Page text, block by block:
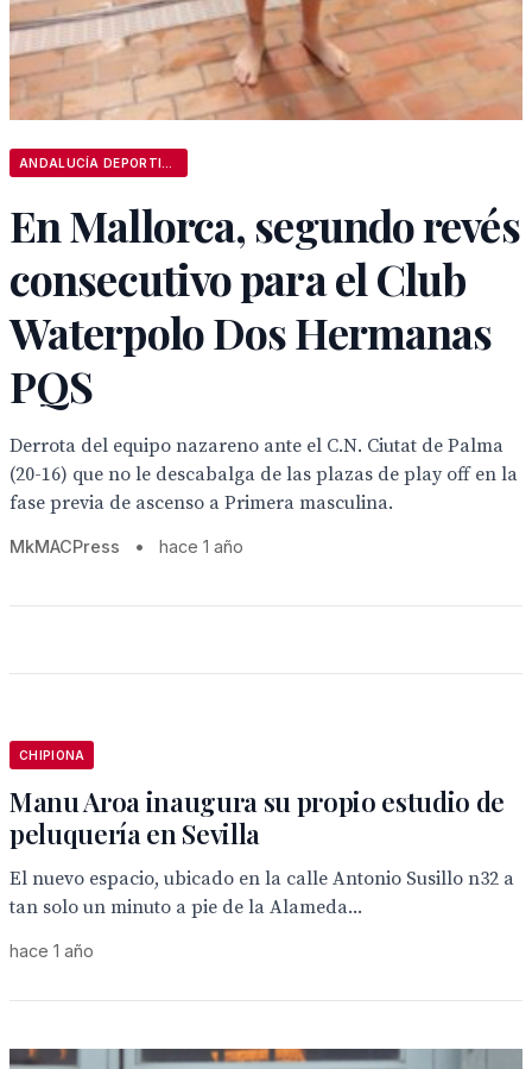
En Mallorca, segundo revés
consecutivo para el Club
Waterpolo Dos Hermanas
PQS
Derrota del equipo nazareno ante el C.N. Ciutat de Palma
(20-16) que no le descabalga de las plazas de play off en la
fase previa de ascenso a Primera masculina.
MkMACPress • hace 1 año
CHIPIONA
Manu Aroa inaugura su propio estudio de
peluquería en Sevilla
El nuevo espacio, ubicado en la calle Antonio Susillo n32 a
tan solo un minuto a pie de la Alameda...
hace 1 año